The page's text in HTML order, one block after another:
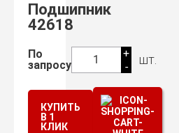
Подшипник
42618
По
запросу
1
+
-
шт.
КУПИТЬ
В 1
КЛИК